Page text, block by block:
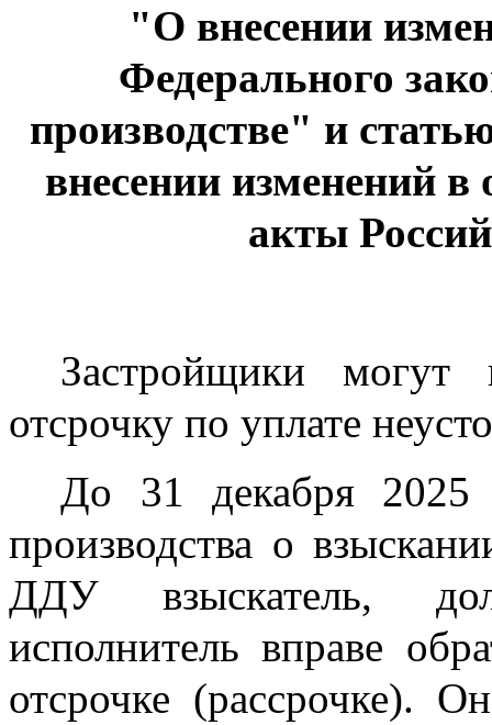
"О внесении
Федерального
производстве" и
внесении изменений в
акты
Застройщики
отсрочку по уплате
До 31 декабря 2025
производства о
ДДУ взыскатель,
исполнитель вправе
отсрочке (рассрочке).